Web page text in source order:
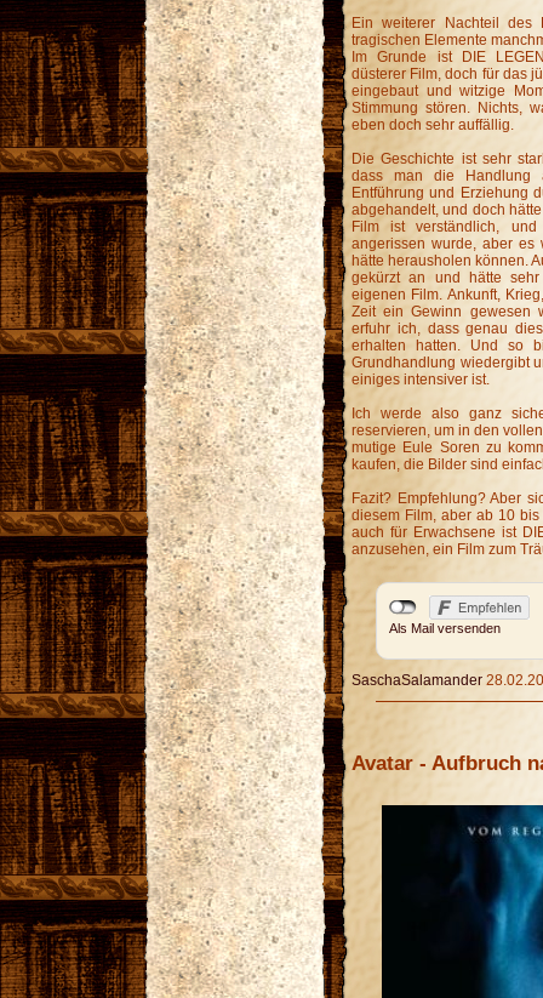
Ein weiterer Nachteil des
tragischen Elemente
Im Grunde ist DIE
düsterer Film, doch für das
eingebaut und witzige
Stimmung stören. Nichts,
eben doch sehr auffällig.
Die Geschichte ist sehr
dass man die Handlung
Entführung und Erziehung
abgehandelt, und doch
Film ist verständlich,
angerissen wurde, aber es
hätte herausholen können.
gekürzt an und hätte
eigenen Film. Ankunft,
Zeit ein Gewinn gewesen
erfuhr ich, dass genau
erhalten hatten. Und so
Grundhandlung wiedergibt
einiges intensiver ist.
Ich werde also ganz
reservieren, um in den
mutige Eule Soren zu
kaufen, die Bilder sind
Fazit? Empfehlung? Aber
diesem Film, aber ab 10
auch für Erwachsene ist
anzusehen, ein Film zum
Als Mail versenden
SaschaSalamander
Avatar - Aufbruch